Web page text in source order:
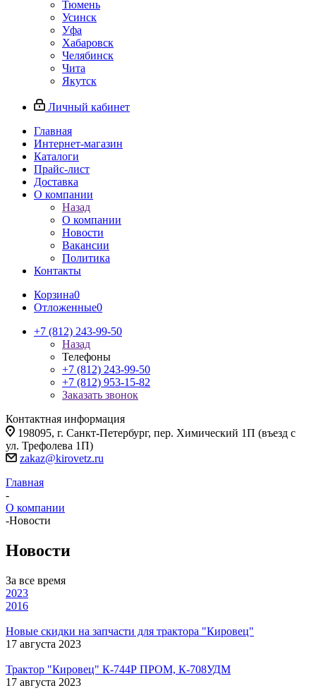
Тюмень
Усинск
Уфа
Хабаровск
Челябинск
Чита
Якутск
Личный кабинет
Главная
Интернет-магазин
Каталоги
Прайс-лист
Доставка
О компании
Назад
О компании
Новости
Вакансии
Политика
Контакты
Корзина0
Отложенные0
+7 (812) 243-99-50
Назад
Телефоны
+7 (812) 243-99-50
+7 (812) 953-15-82
Заказать звонок
Контактная информация
198095, г. Санкт-Петербург, пер. Химический 1П (въезд с
ул. Трефолева 1П)
zakaz@kirovetz.ru
Главная
-
О компании
-Новости
Новости
За все время
2023
2016
Новые скидки на запчасти для трактора "Кировец"
17 августа 2023
Трактор "Кировец" К-744Р ПРОМ, К-708УДМ
17 августа 2023